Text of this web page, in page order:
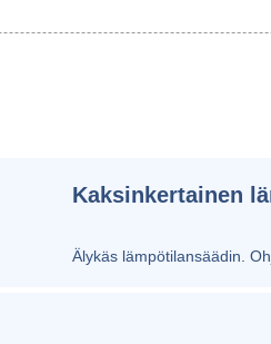
Kaksinkertainen
Älykäs lämpötilansäädin.